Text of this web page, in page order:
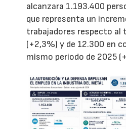
alcanzara 1.193.400
que representa un
trabajadores respecto
(+2,3%) y de 12.300 en
mismo periodo de 2025